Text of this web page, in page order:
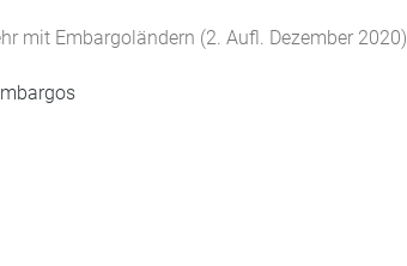
mit Embargoländern (2. Aufl. Dezember 2020)